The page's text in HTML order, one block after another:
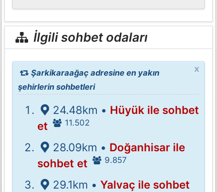
İlgili sohbet odaları
x
Şarkikaraağaç adresine en yakın
şehirlerin sohbetleri
24.48km • Hüyük ile sohbet
et
11.502
28.09km • Doğanhisar ile
sohbet et
9.857
29.1km • Yalvaç ile sohbet